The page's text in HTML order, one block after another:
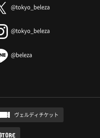
@tokyo_beleza
@tokyo_beleza
@beleza
ヴェルディチケット